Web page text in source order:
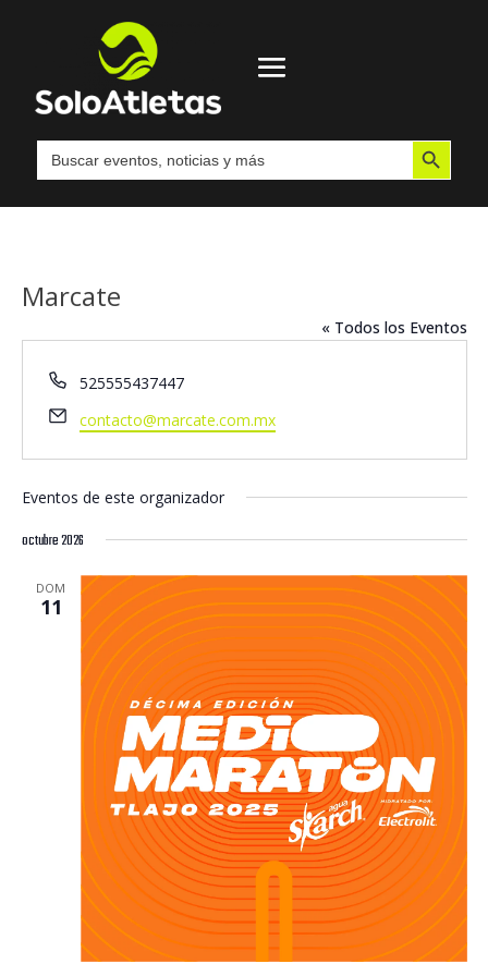
Buscar: Botón de búsqueda
Marcate
« Todos los Eventos
Teléfono
525555437447
Email
contacto@marcate.com.mx
Eventos de este organizador
octubre 2026
DOM
11